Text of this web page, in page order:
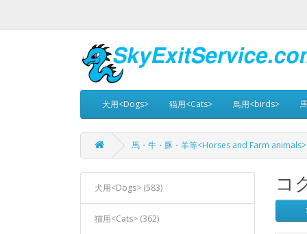
犬用<Dogs> 猫用<Cats> 鳥用<birds>
馬・牛・豚・羊等<Horses and Farm animals>
犬用<Dogs> (583)
猫用<Cats> (362)
コ